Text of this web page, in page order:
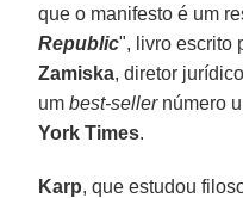
que o manifesto é um
Republic", livro escrito
Zamiska, diretor
umbest-sellernúmero
York Times.
Karp, que estudou